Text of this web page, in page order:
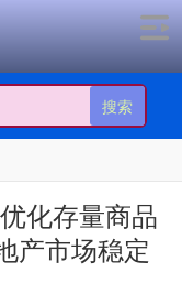
搜索
化存量商品
产市场稳定